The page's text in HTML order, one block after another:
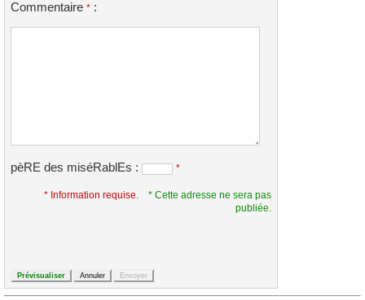
Commentaire * :
pèRE des miséRablEs : *
* Information requise.
* Cette adresse ne sera pas
publiée.